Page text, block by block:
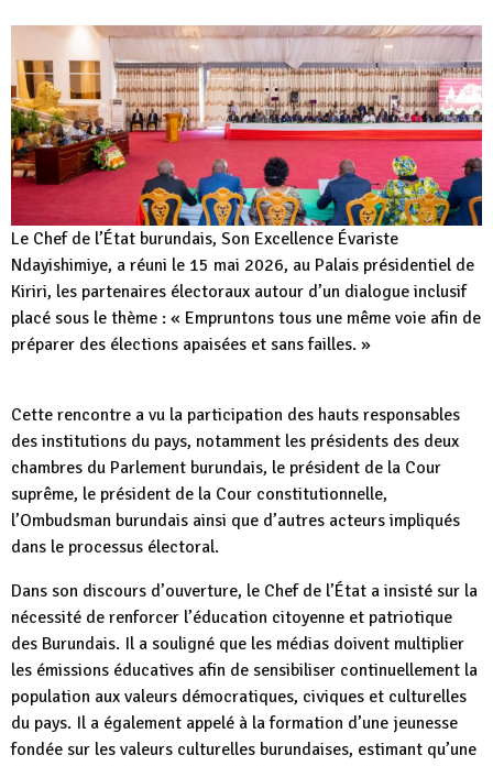
Le Chef de l’État burundais, Son Excellence Évariste
Ndayishimiye, a réuni le 15 mai 2026, au Palais présidentiel de
Kiriri, les partenaires électoraux autour d’un dialogue inclusif
placé sous le thème : « Empruntons tous une même voie afin de
préparer des élections apaisées et sans failles. »
Cette rencontre a vu la participation des hauts responsables
des institutions du pays, notamment les présidents des deux
chambres du Parlement burundais, le président de la Cour
suprême, le président de la Cour constitutionnelle,
l’Ombudsman burundais ainsi que d’autres acteurs impliqués
dans le processus électoral.
Dans son discours d’ouverture, le Chef de l’État a insisté sur la
nécessité de renforcer l’éducation citoyenne et patriotique
des Burundais. Il a souligné que les médias doivent multiplier
les émissions éducatives afin de sensibiliser continuellement la
population aux valeurs démocratiques, civiques et culturelles
du pays. Il a également appelé à la formation d’une jeunesse
fondée sur les valeurs culturelles burundaises, estimant qu’une